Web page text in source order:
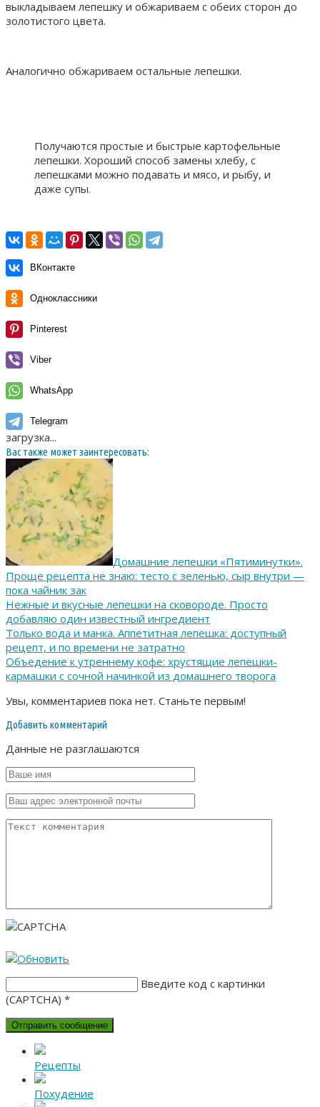
выкладываем лепешку и обжариваем с обеих сторон до
золотистого цвета.
Аналогично обжариваем остальные лепешки.
Получаются простые и быстрые картофельные
лепешки. Хороший способ замены хлебу, с
лепешками можно подавать и мясо, и рыбу, и
даже супы.
ВКонтакте
Одноклассники
Pinterest
Viber
WhatsApp
Telegram
загрузка...
Вас также может заинтересовать:
Домашние лепешки «Пятиминутки».
Проще рецепта не знаю: тесто с зеленью, сыр внутри —
пока чайник зак
Нежные и вкусные лепешки на сковороде. Просто
добавляю один известный ингредиент
Только вода и манка. Аппетитная лепешка: доступный
рецепт, и по времени не затратно
Объедение к утреннему кофе: хрустящие лепешки-
кармашки с сочной начинкой из домашнего творога
Увы, комментариев пока нет. Станьте первым!
Добавить комментарий
Данные не разглашаются
Введите код с картинки
(CAPTCHA) *
Рецепты
Похудение